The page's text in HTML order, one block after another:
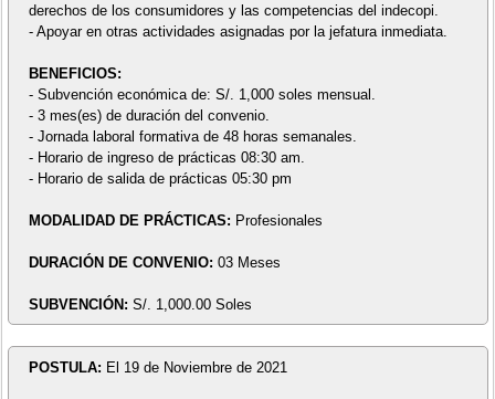
derechos de los consumidores y las competencias del indecopi.
- Apoyar en otras actividades asignadas por la jefatura inmediata.
BENEFICIOS:
- Subvención económica de: S/. 1,000 soles mensual.
- 3 mes(es) de duración del convenio.
- Jornada laboral formativa de 48 horas semanales.
- Horario de ingreso de prácticas 08:30 am.
- Horario de salida de prácticas 05:30 pm
MODALIDAD DE PRÁCTICAS: Profesionales
DURACIÓN DE CONVENIO: 03 Meses
SUBVENCIÓN: S/. 1,000.00 Soles
POSTULA: El 19 de Noviembre de 2021